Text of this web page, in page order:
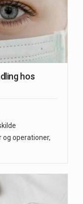
hos
og operationer,